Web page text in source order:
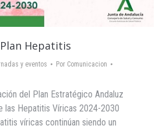
Hepatitis
y eventos Por Comunicacion
del Plan Estratégico Andaluz
las Hepatitis Víricas 2024-2030
víricas continúan siendo un